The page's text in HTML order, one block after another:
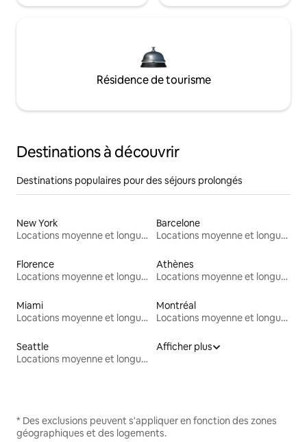
Résidence de tourisme
Destinations à découvrir
Destinations populaires pour des séjours prolongés
New York
Locations moyenne et longue durée
Barcelone
Locations moyenne et longue durée
Florence
Locations moyenne et longue durée
Athènes
Locations moyenne et longue durée
Miami
Locations moyenne et longue durée
Montréal
Locations moyenne et longue durée
Seattle
Locations moyenne et longue durée
Afficher plus
* Des exclusions peuvent s'appliquer en fonction des zones
géographiques et des logements.